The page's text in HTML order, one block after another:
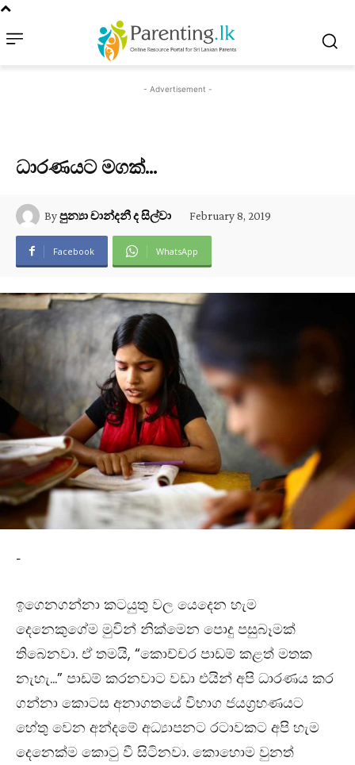
- Advertisement -
ධාරණයට මගක්…
Byපුන්‍යා චාන්දනී ද සිල්වා February 8, 2019
Facebook WhatsApp
-
ඉගෙනගන්නා කටයුතු වල යෙදෙන හැම
දෙනෙකුගේම මුවින් නික්මෙන පොදු පසුබෑමක්
තිබෙනවා. ඒ තමයි, “කොච්චර පාඩම් කළත් මතක
නැහැ…” පාඩම් කරනවාට වඩා එයින් අපි ධාරණය කර
ගන්නා කොටස අනාගතයේ විභාග ජයග්‍රහණයට
හේතු වෙන අන්දමේ අධ්‍යාපනට රටාවකට අපි හැම
දෙනෙක්ම කොටු වී සිටිනවා. කොහොම වුනත්